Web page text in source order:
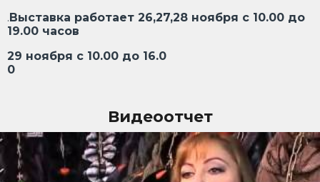
.Выставка работает 26,27,28 ноября с 10.00 до
19.00 часов
29 ноября с 10.00 до 16.0
0
Видеоотчет